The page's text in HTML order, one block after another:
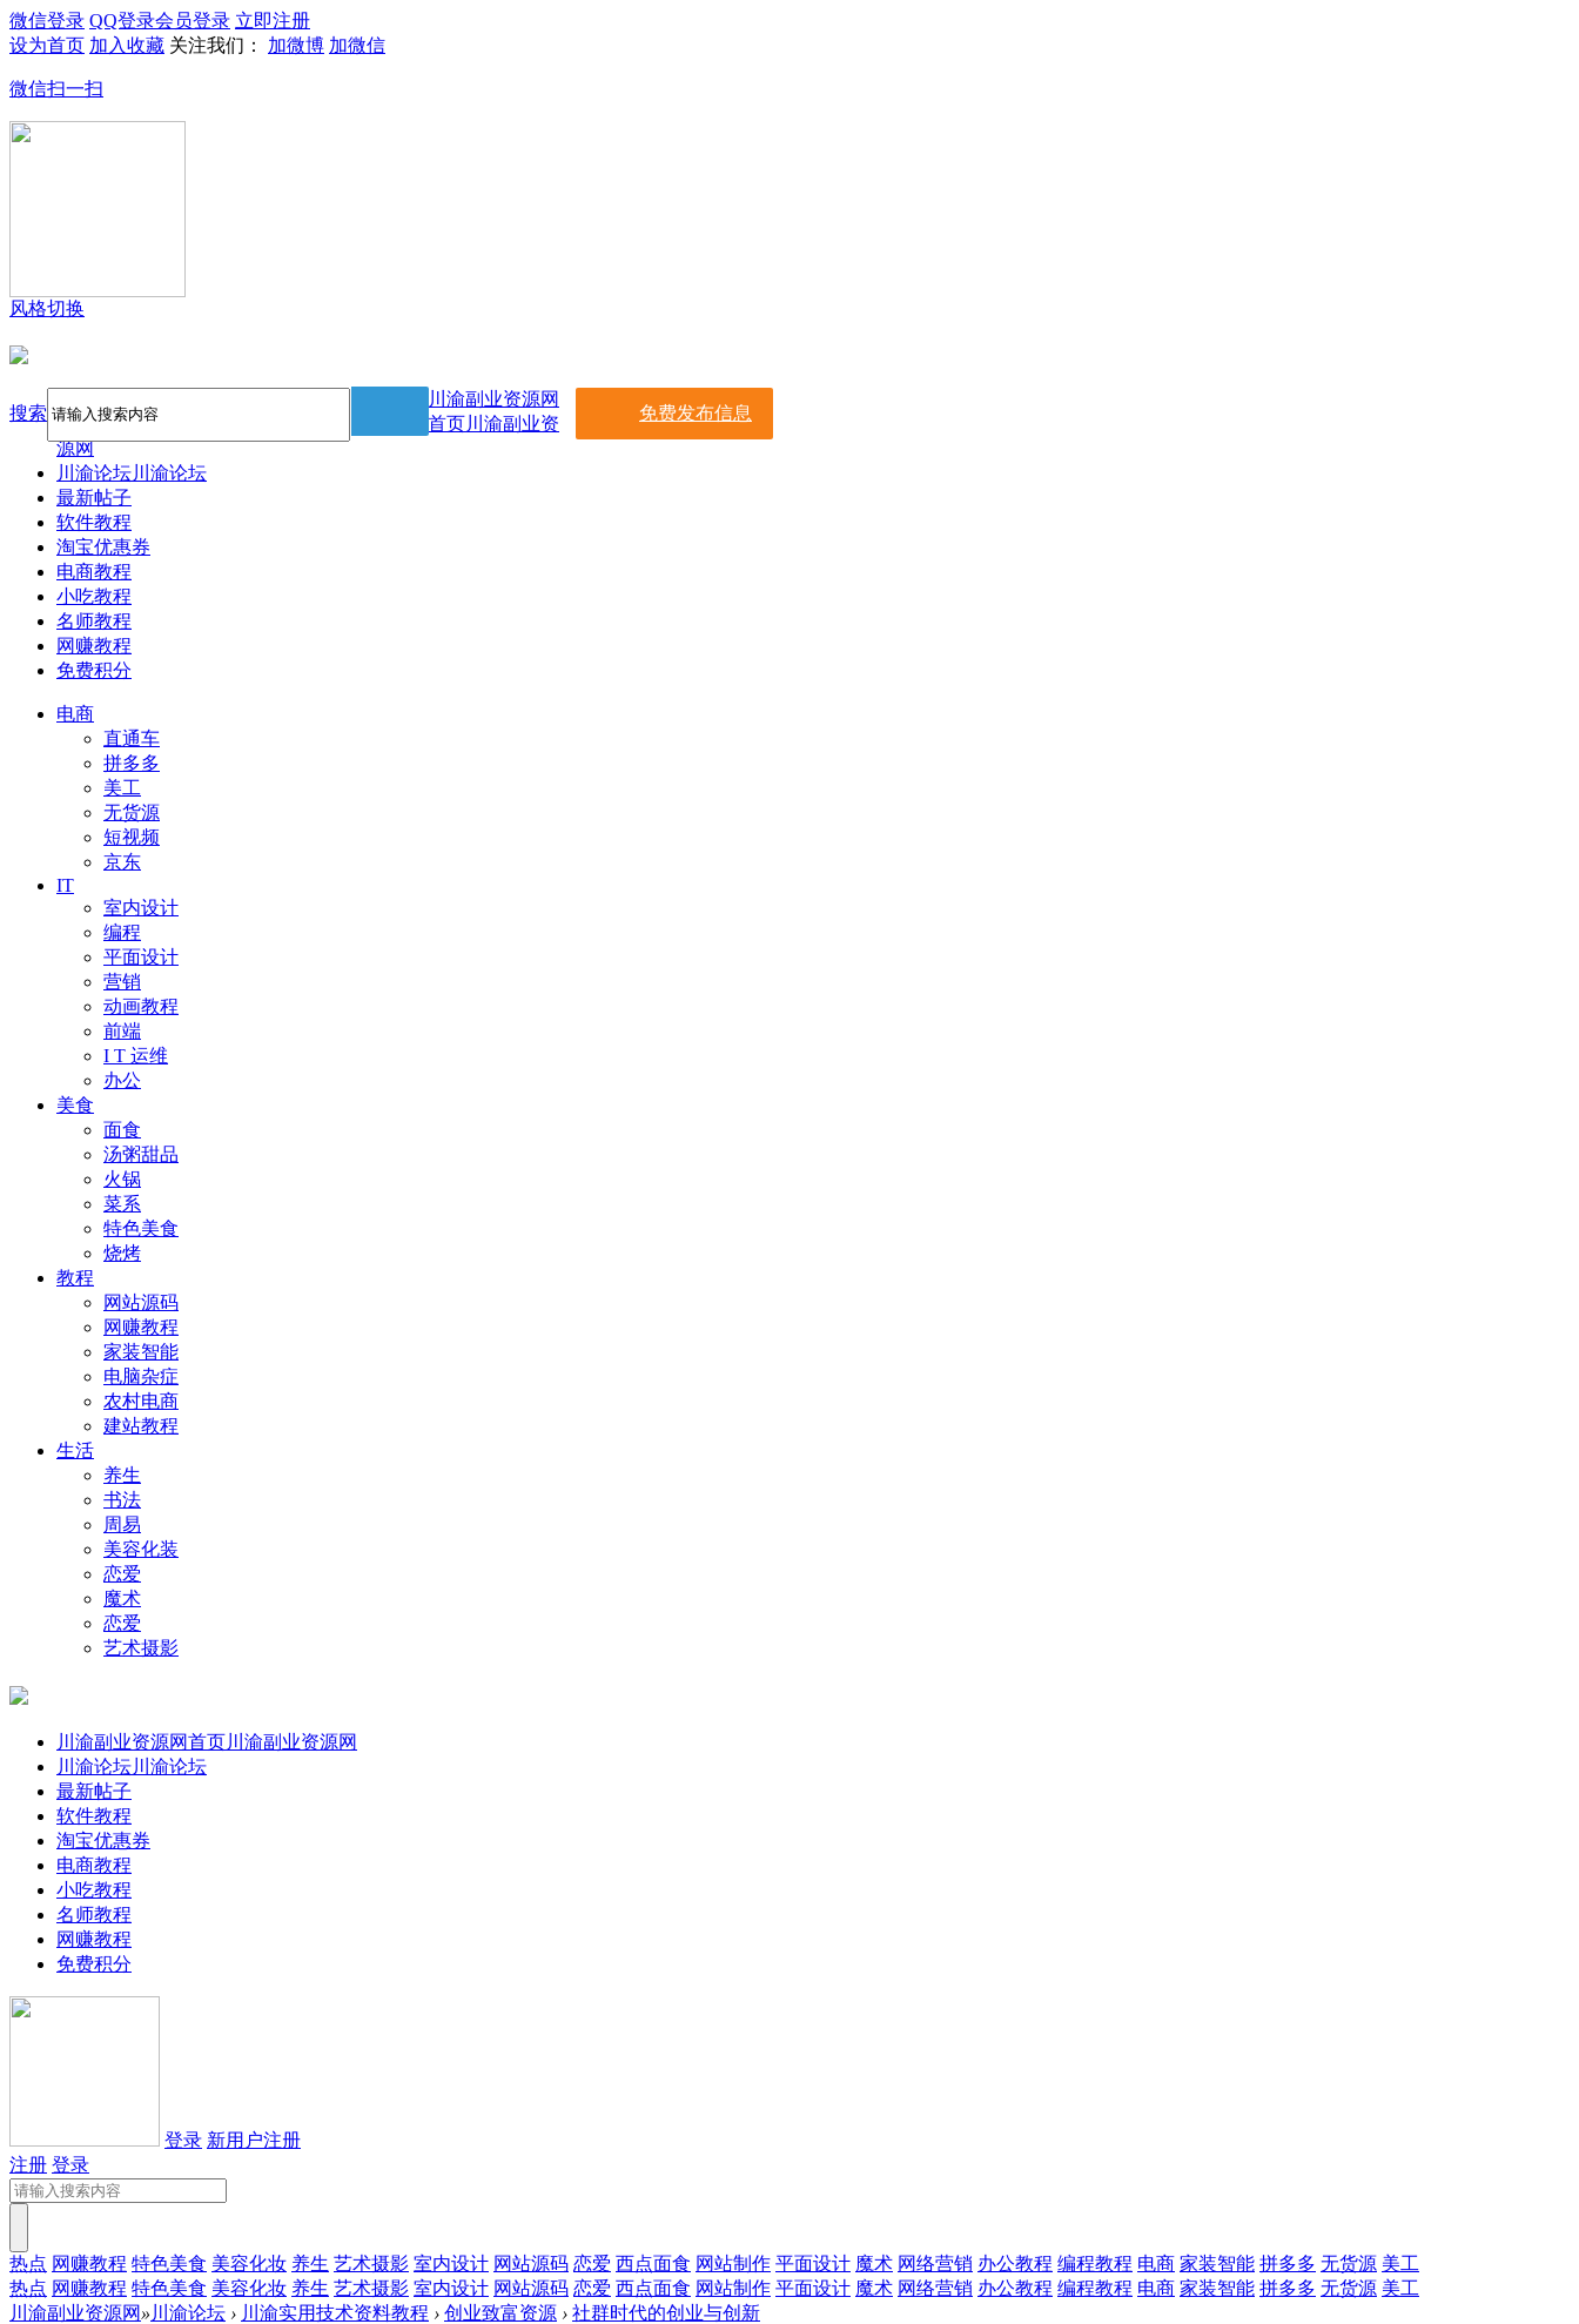
微信登录 QQ登录会员登录 立即注册
设为首页 加入收藏 关注我们： 加微博 加微信
微信扫一扫
风格切换
搜索 免费发布信息
川渝副业资源网
首页川渝副业资
源网
川渝论坛川渝论坛
最新帖子
软件教程
淘宝优惠券
电商教程
小吃教程
名师教程
网赚教程
免费积分
电商
直通车
拼多多
美工
无货源
短视频
京东
IT
室内设计
编程
平面设计
营销
动画教程
前端
I T 运维
办公
美食
面食
汤粥甜品
火锅
菜系
特色美食
烧烤
教程
网站源码
网赚教程
家装智能
电脑杂症
农村电商
建站教程
生活
养生
书法
周易
美容化装
恋爱
魔术
恋爱
艺术摄影
川渝副业资源网首页川渝副业资源网
川渝论坛川渝论坛
最新帖子
软件教程
淘宝优惠券
电商教程
小吃教程
名师教程
网赚教程
免费积分
登录 新用户注册
注册 登录
热点 网赚教程 特色美食 美容化妆 养生 艺术摄影 室内设计 网站源码 恋爱 西点面食 网站制作 平面设计 魔术 网络营销 办公教程 编程教程 电商 家装智能 拼多多 无货源 美工
热点 网赚教程 特色美食 美容化妆 养生 艺术摄影 室内设计 网站源码 恋爱 西点面食 网站制作 平面设计 魔术 网络营销 办公教程 编程教程 电商 家装智能 拼多多 无货源 美工
川渝副业资源网 » 川渝论坛 › 川渝实用技术资料教程 › 创业致富资源 › 社群时代的创业与创新